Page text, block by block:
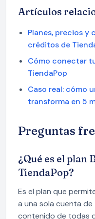
Artículos
Planes, precios y
créditos de
Cómo conectar
TiendaPop
Caso real: cómo
transforma en 5
Preguntas
¿Qué es el plan
TiendaPop?
Es el plan que
a una sola cuenta
contenido de todas